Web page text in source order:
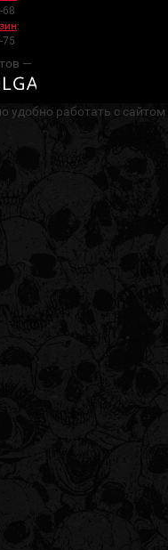
68
:
75
—
удобно работать с сайтом